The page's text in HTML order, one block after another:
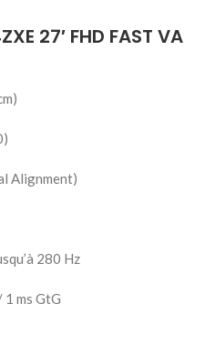
27′ FHD FAST VA
Alignment)
280 Hz
1 ms GtG